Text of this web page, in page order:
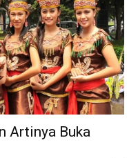
Artinya Buka